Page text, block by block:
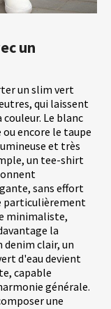
un
un slim vert
qui laissent
Le blanc
encore le taupe
et très
un tee-shirt
sans effort
particulièrement
minimaliste,
la
clair, un
d'eau devient
capable
générale.
une